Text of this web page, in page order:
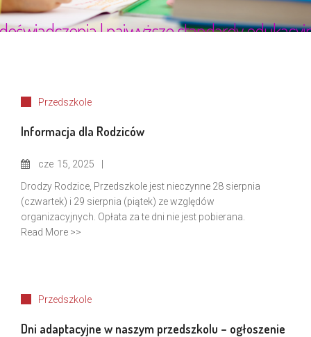
Przedszkole
Informacja dla Rodziców
cze 15, 2025
Drodzy Rodzice, Przedszkole jest nieczynne 28 sierpnia
(czwartek) i 29 sierpnia (piątek) ze względów
organizacyjnych. Opłata za te dni nie jest pobierana.
Read More >>
Przedszkole
Dni adaptacyjne w naszym przedszkolu – ogłoszenie